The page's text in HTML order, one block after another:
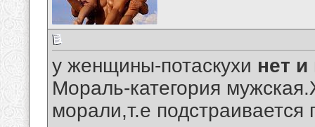
у женщины-потаскухи нет
Мораль-категория
морали,т.е